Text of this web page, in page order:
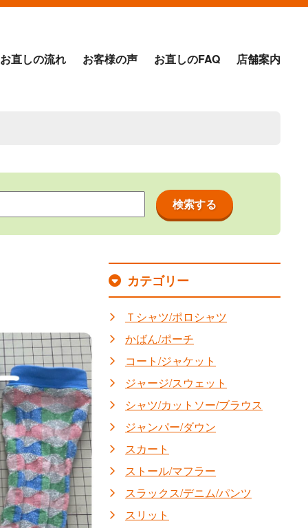
お直しの流れ お客様の声 お直しのFAQ 店舗案内
カテゴリー
Ｔシャツ/ポロシャツ
かばん/ポーチ
コート/ジャケット
ジャージ/スウェット
シャツ/カットソー/ブラウス
ジャンパー/ダウン
スカート
ストール/マフラー
スラックス/デニム/パンツ
スリット